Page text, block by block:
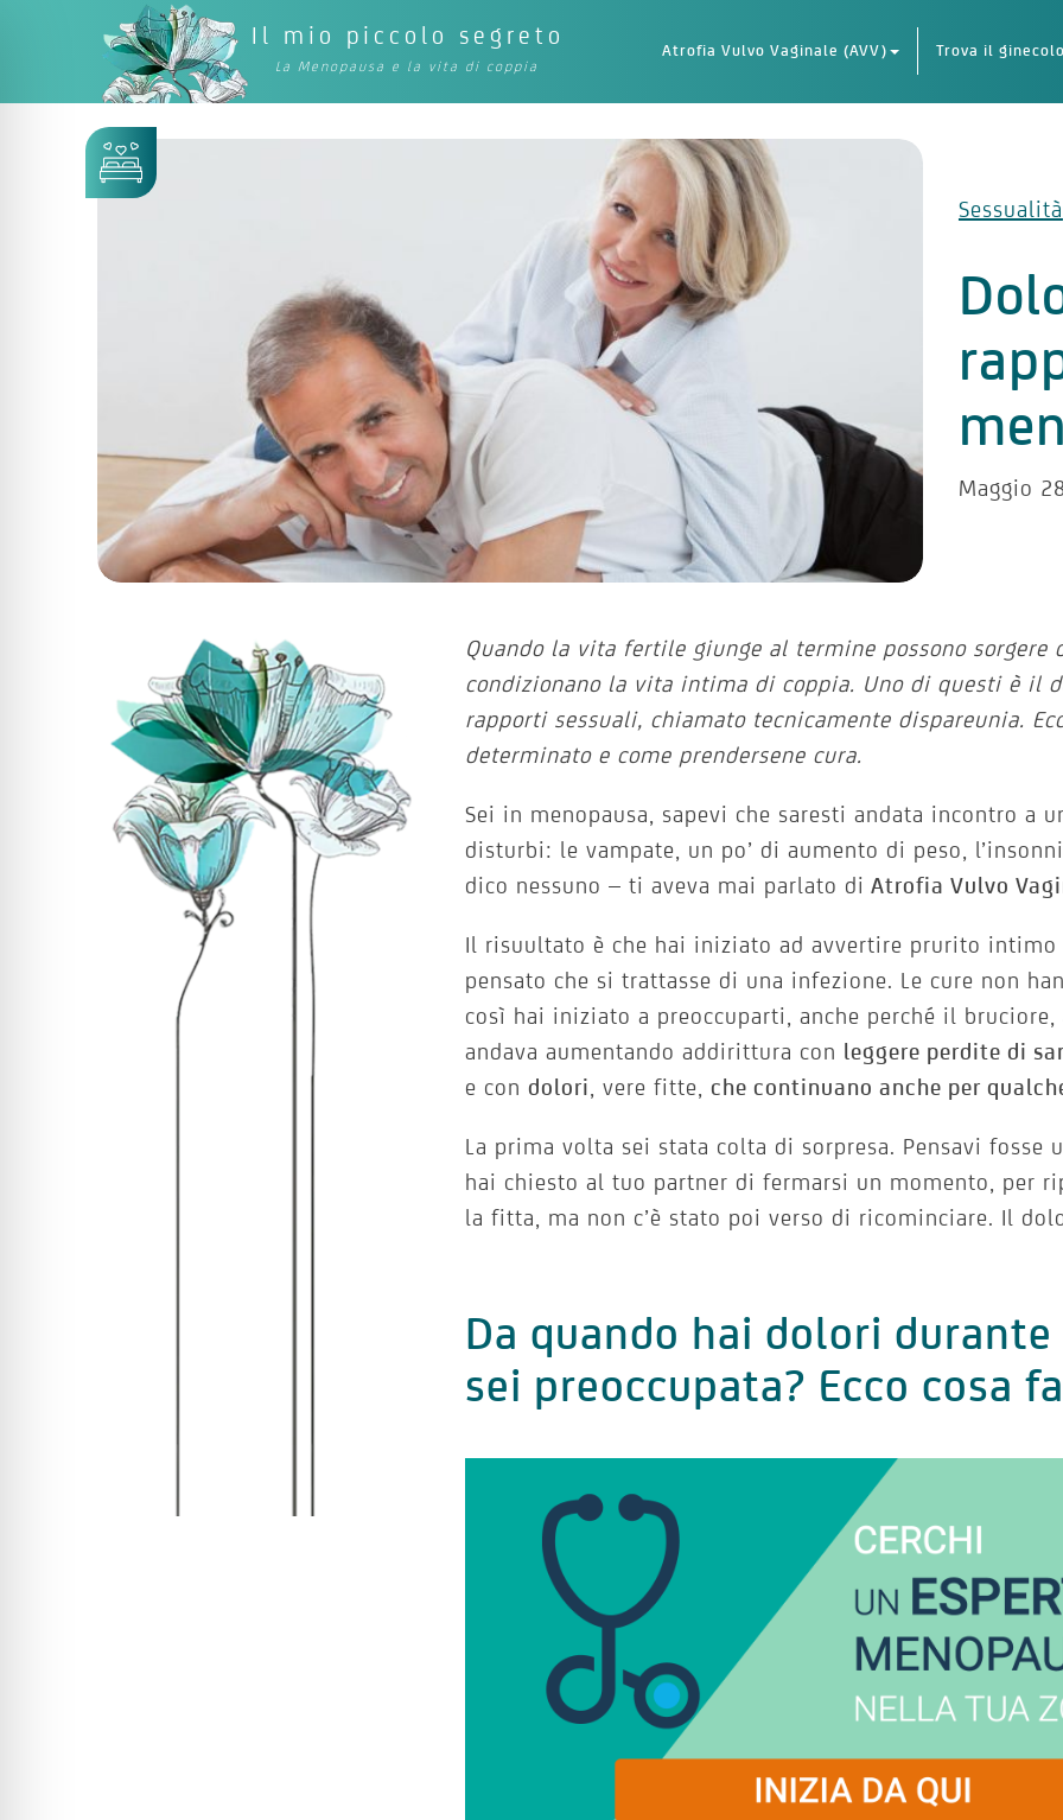
Il mio piccolo segreto
La Menopausa e la vita di coppia
Atrofia Vulvo Vaginale (AVV) Trova il
Sessualità
Maggio
Quando la vita fertile giunge al termine possono sorgere
condizionano la vita intima di coppia. Uno di questi è il
rapporti sessuali, chiamato tecnicamente dispareunia.
determinato e come prendersene cura.
Sei in menopausa, sapevi che saresti andata incontro a
disturbi: le vampate, un po’ di aumento di peso,
dico nessuno – ti aveva mai parlato di Atrofia Vulvo
Il risuultato è che hai iniziato ad avvertire prurito intimo
pensato che si trattasse di una infezione. Le cure non
così hai iniziato a preoccuparti, anche perché il bruciore,
andava aumentando addirittura con leggere perdite di
e condolori , vere fitte,che continuano anche per
La prima volta sei stata colta di sorpresa. Pensavi fosse
hai chiesto al tuo partner di fermarsi un momento, per
la fitta, ma non c’è stato poi verso di ricominciare. Il
Da quando hai dolori
sei preoccupata? Ecco cosa